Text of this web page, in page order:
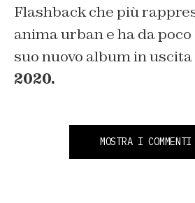
Flashback che più
anima urban e ha da
suo nuovo album in
2020.
MOSTRA I COMMENTI